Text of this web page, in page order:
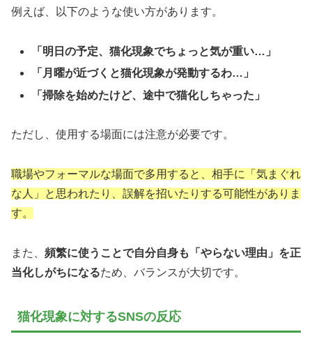
例えば、以下のような使い方があります。
「明日の予定、猫化現象でちょっと気が重い…」
「月曜が近づくと猫化現象が発動するわ…」
「掃除を始めたけど、途中で猫化しちゃった」
ただし、使用する場面には注意が必要です。
職場やフォーマルな場面で多用すると、相手に「気まぐれ
な人」と思われたり、誤解を招いたりする可能性がありま
す。
また、 頻繁に使うことで自分自身も「やらない理由」を正
当化しがちになるため、バランスが大切です。
猫化現象に対するSNSの反応